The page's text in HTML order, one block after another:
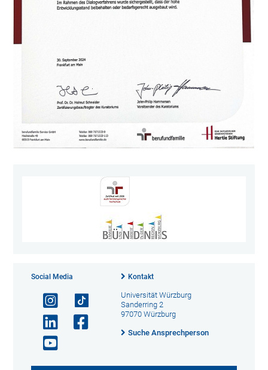
Social Media Kontakt
Universität Würzburg
Sanderring 2
97070 Würzburg
Suche Ansprechperson